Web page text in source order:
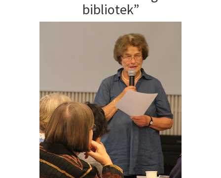
bibliotek”